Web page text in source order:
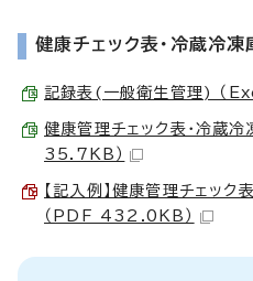
健康チェック表・冷蔵冷
記録表(一般衛生管理) （
健康管理チェック表・冷蔵
35.7KB）
【記入例】健康管理チェック
（PDF 432.0KB）